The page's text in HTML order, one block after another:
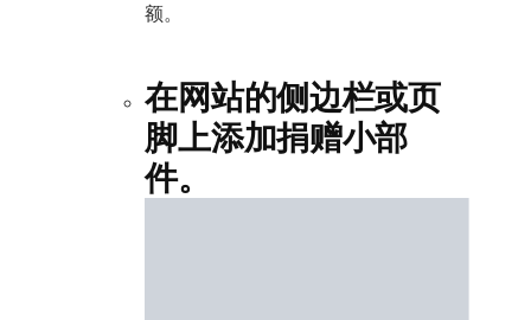
额。
在网站的侧边栏或页
脚上添加捐赠小部
件。